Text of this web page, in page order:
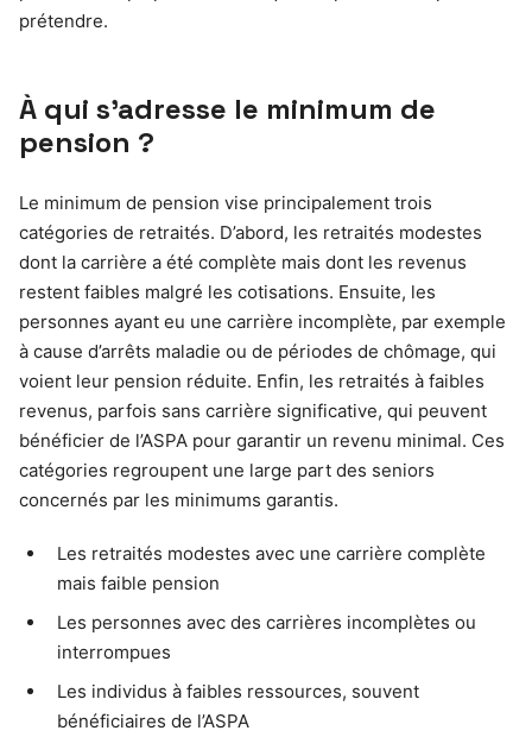
prétendre.
À qui s’adresse le minimum de
pension ?
Le minimum de pension vise principalement trois
catégories de retraités. D’abord, les retraités modestes
dont la carrière a été complète mais dont les revenus
restent faibles malgré les cotisations. Ensuite, les
personnes ayant eu une carrière incomplète, par exemple
à cause d’arrêts maladie ou de périodes de chômage, qui
voient leur pension réduite. Enfin, les retraités à faibles
revenus, parfois sans carrière significative, qui peuvent
bénéficier de l’ASPA pour garantir un revenu minimal. Ces
catégories regroupent une large part des seniors
concernés par les minimums garantis.
Les retraités modestes avec une carrière complète
mais faible pension
Les personnes avec des carrières incomplètes ou
interrompues
Les individus à faibles ressources, souvent
bénéficiaires de l’ASPA